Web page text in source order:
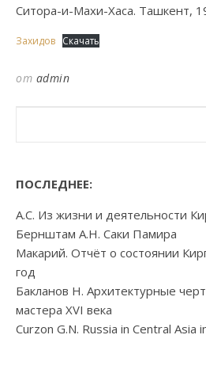
Ситора-и-Махи-Хаса. Ташкент,
Захидов Скачать
от admin
ПОСЛЕДНЕЕ:
А.С. Из жизни и деятельности
Бернштам А.Н. Саки Памира
Макарий. Отчёт о состоянии
год
Бакланов Н. Архитектурные
мастера XVI века
Curzon G.N. Russia in Central Asia